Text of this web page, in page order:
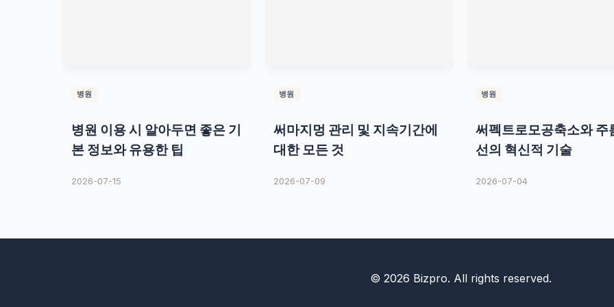
병원
병원 이용 시 알아두면 좋은 기
본 정보와 유용한 팁
2026-07-15
병원
써마지멍 관리 및 지속기간에
대한 모든 것
2026-07-09
병원
써펙트로모공축소와 주
선의 혁신적 기술
2026-07-04
© 2026 Bizpro. All rights reserved.